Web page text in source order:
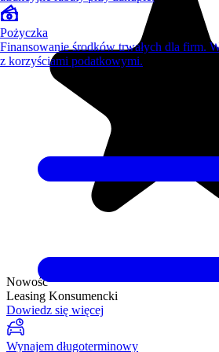
Nowość
Leasing Konsumencki
Dowiedz się więcej
Wynajem długoterminowy
Pożyczka
Finansowanie środków trwałych dla firm.
z korzyściami podatkowymi.